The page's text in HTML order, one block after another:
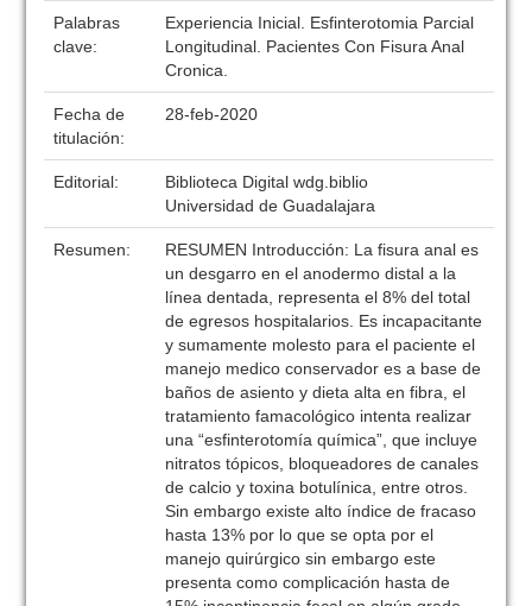
Palabras
clave:
Experiencia Inicial. Esfinterotomia Parcial
Longitudinal. Pacientes Con Fisura Anal
Cronica.
Fecha de
titulación:
28-feb-2020
Editorial:
Biblioteca Digital wdg.biblio
Universidad de Guadalajara
Resumen:
RESUMEN Introducción: La fisura anal es
un desgarro en el anodermo distal a la
línea dentada, representa el 8% del total
de egresos hospitalarios. Es incapacitante
y sumamente molesto para el paciente el
manejo medico conservador es a base de
baños de asiento y dieta alta en fibra, el
tratamiento famacológico intenta realizar
una “esfinterotomía química”, que incluye
nitratos tópicos, bloqueadores de canales
de calcio y toxina botulínica, entre otros.
Sin embargo existe alto índice de fracaso
hasta 13% por lo que se opta por el
manejo quirúrgico sin embargo este
presenta como complicación hasta de